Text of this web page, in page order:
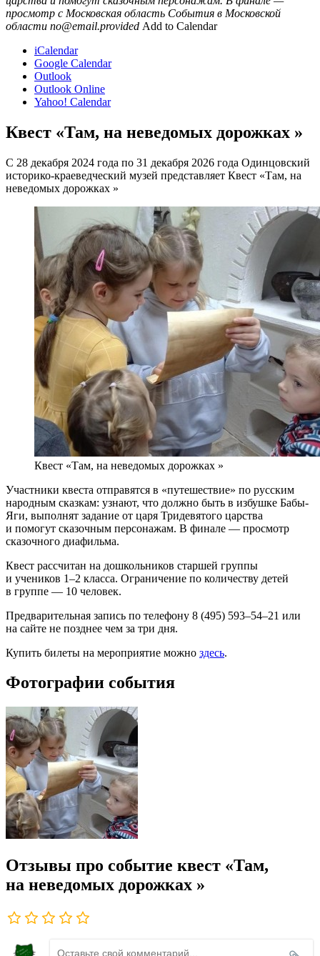
просмотр с Московская область События в Московской
области no@email.provided Add to Calendar
iCalendar
Google Calendar
Outlook
Outlook Online
Yahoo! Calendar
Квест «Там, на неведомых дорожках »
С 28 декабря 2024 года по 31 декабря 2026 года Одинцовский
историко-краеведческий музей представляет Квест «Там, на
неведомых дорожках »
Квест «Там, на неведомых дорожках »
Участники квеста отправятся в «путешествие» по русским
народным сказкам: узнают, что должно быть в избушке Бабы-
Яги, выполнят задание от царя Тридевятого царства
и помогут сказочным персонажам. В финале — просмотр
сказочного диафильма.
Квест рассчитан на дошкольников старшей группы
и учеников 1–2 класса. Ограничение по количеству детей
в группе — 10 человек.
Предварительная запись по телефону 8 (495) 593–54–21 или
на сайте не позднее чем за три дня.
Купить билеты на мероприятие можно здесь.
Фотографии события
Отзывы про событие квест «Там,
на неведомых дорожках »